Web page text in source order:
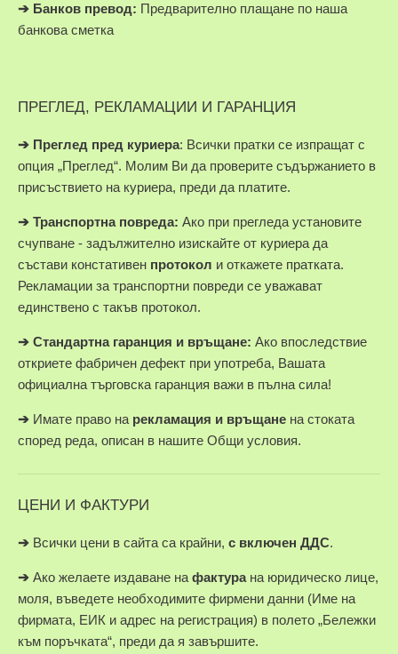
➔ Банков превод: Предварително плащане по наша
банкова сметка
ПРЕГЛЕД, РЕКЛАМАЦИИ И ГАРАНЦИЯ
➔ Преглед пред куриера: Всички пратки се изпращат с
опция „Преглед“. Молим Ви да проверите съдържанието в
присъствието на куриера, преди да платите.
➔ Транспортна повреда: Ако при прегледа установите
счупване - задължително изискайте от куриера да
състави констативен протокол и откажете пратката.
Рекламации за транспортни повреди се уважават
единствено с такъв протокол.
➔ Стандартна гаранция и връщане: Ако впоследствие
откриете фабричен дефект при употреба, Вашата
официална търговска гаранция важи в пълна сила!
➔ Имате право на рекламация и връщане на стоката
според реда, описан в нашите Общи условия.
ЦЕНИ И ФАКТУРИ
➔ Всички цени в сайта са крайни, с включен ДДС.
➔ Ако желаете издаване на фактура на юридическо лице,
моля, въведете необходимите фирмени данни (Име на
фирмата, ЕИК и адрес на регистрация) в полето „Бележки
към поръчката“, преди да я завършите.